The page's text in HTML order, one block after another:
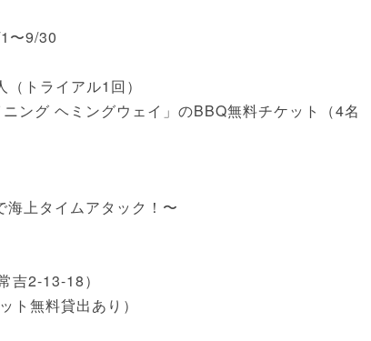
9/30
トライアル1回）
ング ヘミングウェイ」のBBQ無料チケット（4名
上タイムアタック！〜
2-13-18）
無料貸出あり）